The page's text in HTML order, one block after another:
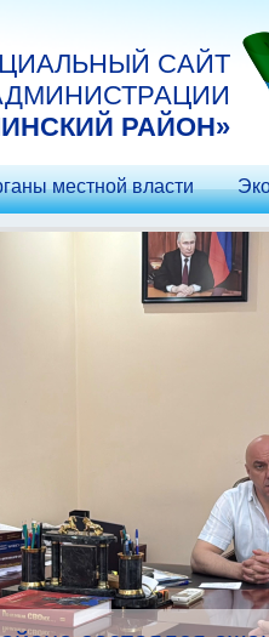
САЙТ
РАЙОН»
местной власти